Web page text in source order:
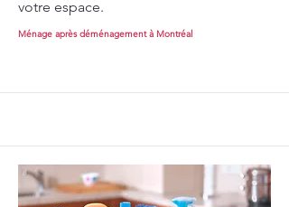
votre espace.
Ménage après déménagement à Montréal